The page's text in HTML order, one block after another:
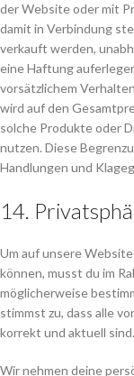
der Website oder mit
damit in Verbindung
verkauft werden,
eine Haftung
vorsätzlichem
wird auf den
solche Produkte oder
nutzen. Diese
Handlungen und
14.
Um auf unsere
können, musst du im
möglicherweise
stimmst zu, dass alle
korrekt und aktuell sind.
Wir nehmen deine